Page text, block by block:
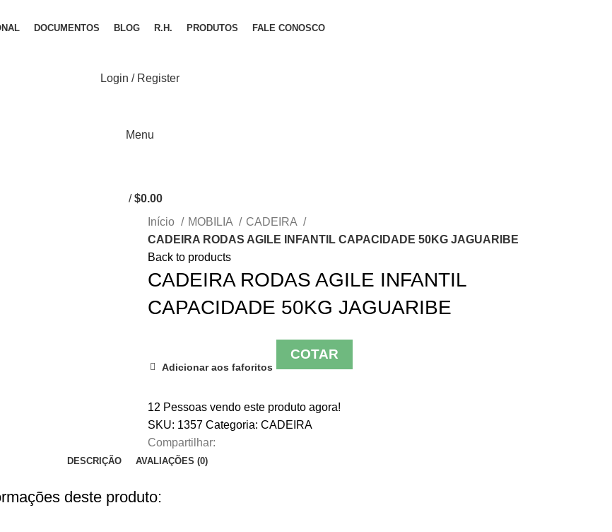
DOCUMENTOS BLOG R.H. PRODUTOS FALE CONOSCO
Login / Register
Menu
/ $0.00
Início MOBILIA
CADEIRA
CADEIRA RODAS AGILE INFANTIL CAPACIDADE 50KG JAGUARIBE
Back to products
CADEIRA RODAS AGILE INFANTIL
CAPACIDADE 50KG JAGUARIBE
Adicionar aos faforitos
COTAR
12 Pessoas vendo este produto agora!
SKU: 1357 Categoria: CADEIRA
Compartilhar:
DESCRIÇÃO AVALIAÇÕES (0)
deste produto: